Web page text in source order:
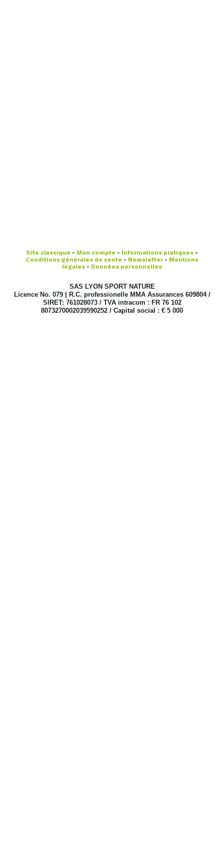
Site classique - Mon compte - Informations pratiques -
Conditions générales de vente - Newsletter- Mentions
légales - Données personnelles
SAS LYON SPORT NATURE
Licence No. 079 | R.C. professionelle MMA Assurances 609804 /
SIRET: 761028073 / TVA intracom : FR 76 102
8073270002039590252 / Capital social : € 5 000